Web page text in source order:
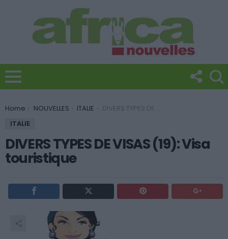
You are here:
Home NOUVELLES ITALIE
DIVERS TYPES DE VISAS (19): Visa touristique
ITALIE
DIVERS TYPES DE VISAS (19): Visa
touristique